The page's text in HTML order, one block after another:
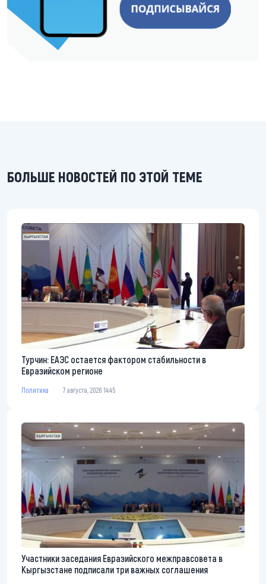
БОЛЬШЕ НОВОСТЕЙ ПО ЭТОЙ ТЕМЕ
Турчин: ЕАЭС остается фактором стабильности в
Евразийском регионе
Политика 7 августа, 2026 14:45
Участники заседания Евразийского межправсовета в
Кыргызстане подписали три важных соглашения